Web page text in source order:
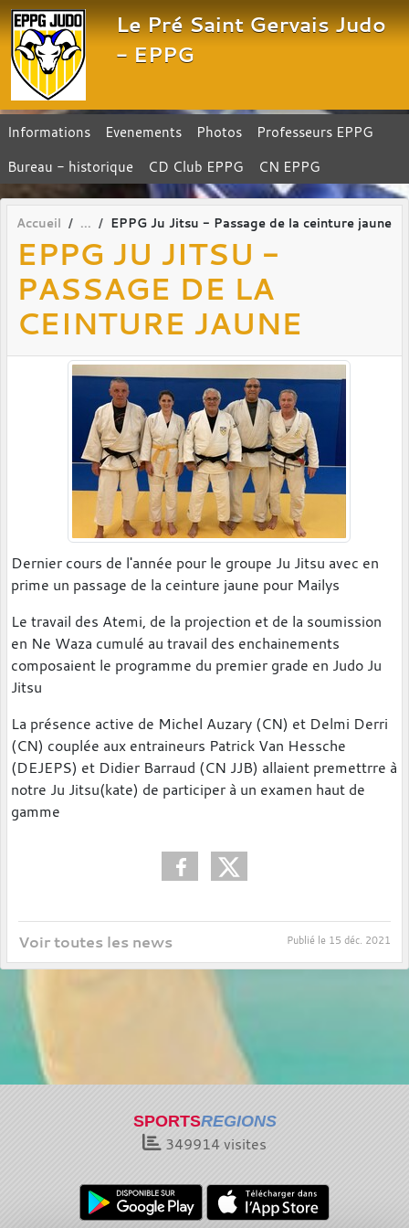
Le Pré Saint Gervais Judo
- EPPG
Informations Evenements Photos
Professeurs EPPG
Bureau - historique
CD Club EPPG CN EPPG
Accueil EPPG Ju Jitsu - Passage de la ceinture jaune
EPPG JU JITSU -
PASSAGE DE LA
CEINTURE JAUNE
Dernier cours de l'année pour le groupe Ju Jitsu avec en
prime un passage de la ceinture jaune pour Mailys
Le travail des Atemi, de la projection et de la soumission
en Ne Waza cumulé au travail des enchainements
composaient le programme du premier grade en Judo Ju
Jitsu
La présence active de Michel Auzary (CN) et Delmi Derri
(CN) couplée aux entraineurs Patrick Van Hessche
(DEJEPS) et Didier Barraud (CN JJB) allaient premettrre à
notre Ju Jitsu(kate) de participer à un examen haut de
gamme
Voir toutes les news Publié le 15 déc. 2021
SPORTSREGIONS
349914visites
Panneau de gestion des cookies